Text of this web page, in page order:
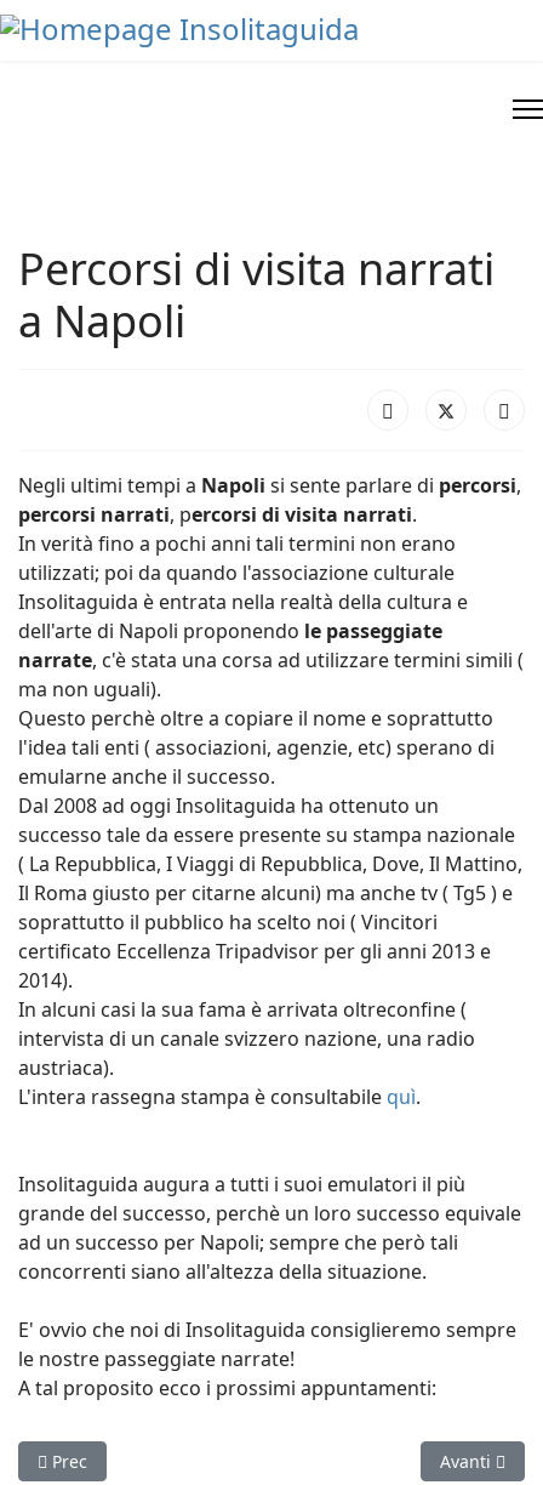
Percorsi di visita narrati
a Napoli
Negli ultimi tempi a Napoli si sente parlare di percorsi,
percorsi narrati, percorsi di visita narrati.
In verità fino a pochi anni tali termini non erano
utilizzati; poi da quando l'associazione culturale
Insolitaguida è entrata nella realtà della cultura e
dell'arte di Napoli proponendo le passeggiate
narrate, c'è stata una corsa ad utilizzare termini simili (
ma non uguali).
Questo perchè oltre a copiare il nome e soprattutto
l'idea tali enti ( associazioni, agenzie, etc) sperano di
emularne anche il successo.
Dal 2008 ad oggi Insolitaguida ha ottenuto un
successo tale da essere presente su stampa nazionale
( La Repubblica, I Viaggi di Repubblica, Dove, Il Mattino,
Il Roma giusto per citarne alcuni) ma anche tv ( Tg5 ) e
soprattutto il pubblico ha scelto noi ( Vincitori
certificato Eccellenza Tripadvisor per gli anni 2013 e
2014).
In alcuni casi la sua fama è arrivata oltreconfine (
intervista di un canale svizzero nazione, una radio
austriaca).
L'intera rassegna stampa è consultabile quì.
Insolitaguida augura a tutti i suoi emulatori il più
grande del successo, perchè un loro successo equivale
ad un successo per Napoli; sempre che però tali
concorrenti siano all'altezza della situazione.
E' ovvio che noi di Insolitaguida consiglieremo sempre
le nostre passeggiate narrate!
A tal proposito ecco i prossimi appuntamenti:
Articolo precedente: Percorsi insolitamente guidati a Napoli
Prec Articolo
Avanti